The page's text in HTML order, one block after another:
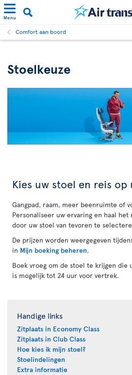
Menu
Comfort aan boord
Stoelkeuze
Kies uw stoel en reis op
Gangpad, raam, meer beenruimte of
Personaliseer uw ervaring en haal
door uw stoel van tevoren te
De prijzen worden weergegeven
in Mijn boeking beheren.
Boek vroeg om de stoel te krijgen die
is mogelijk tot 24 uur voor vertrek.
Handige links
Zitplaats in Economy Class
Zitplaats in Club Class
Hoe kies ik mijn stoel?
Stoelindelingen
Extra informatie